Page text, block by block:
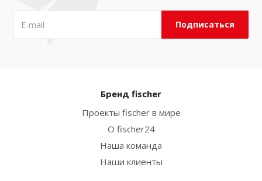
Бренд fischer
Проекты fischer в мире
О fischer24
Наша команда
Наши клиенты